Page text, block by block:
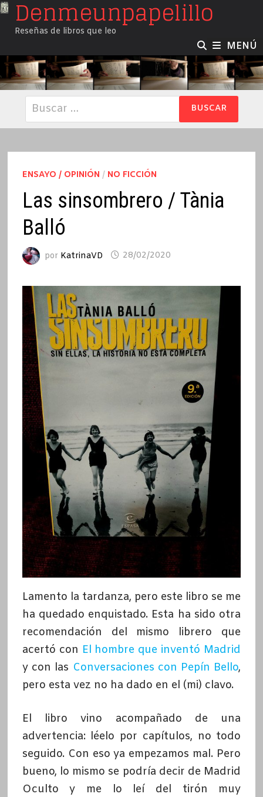
SaltarDenmeunpapelillo
Reseñas de libros que leo
MENÚ
Buscar:
ENSAYO / OPINIÓN / NO FICCIÓN
Las sinsombrero / Tània
Balló
por KatrinaVD 28/02/2020
Lamento la tardanza, pero este libro se me
ha quedado enquistado. Esta ha sido otra
recomendación del mismo librero que
acertó con El hombre que inventó Madrid
y con las Conversaciones con Pepín Bello,
pero esta vez no ha dado en el (mi) clavo.
El libro vino acompañado de una
advertencia: léelo por capítulos, no todo
seguido. Con eso ya empezamos mal. Pero
bueno, lo mismo se podría decir de Madrid
Oculto y me lo leí del tirón muy